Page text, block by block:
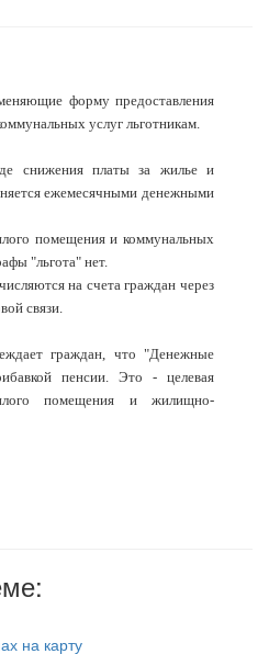
форму предоставления
услуг льготникам.
снижения платы за жилье и
ежемесячными денежными
помещения и коммунальных
"льгота" нет.
на счета граждан через
связи.
граждан, что "Денежные
пенсии. Это - целевая
помещения и жилищно-
на карту